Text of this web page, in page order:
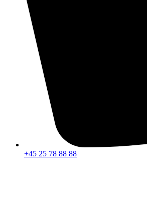
+45 25 78 88 88